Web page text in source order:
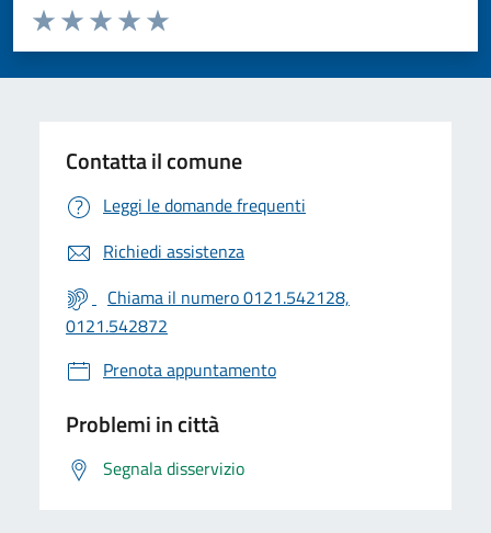
Valuta da 1 a 5 stelle la pagina
Valuta 5 stelle su 5
Valuta 4 stelle su 5
Valuta 3 stelle su 5
Valuta 2 stelle su 5
Valuta 1 stelle su 5
Contatta il comune
Leggi le domande frequenti
Richiedi assistenza
Chiama il numero 0121.542128,
0121.542872
Prenota appuntamento
Problemi in città
Segnala disservizio